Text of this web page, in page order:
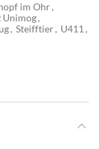
im Ohr,
Unimog,
, Steifftier, U411 ,